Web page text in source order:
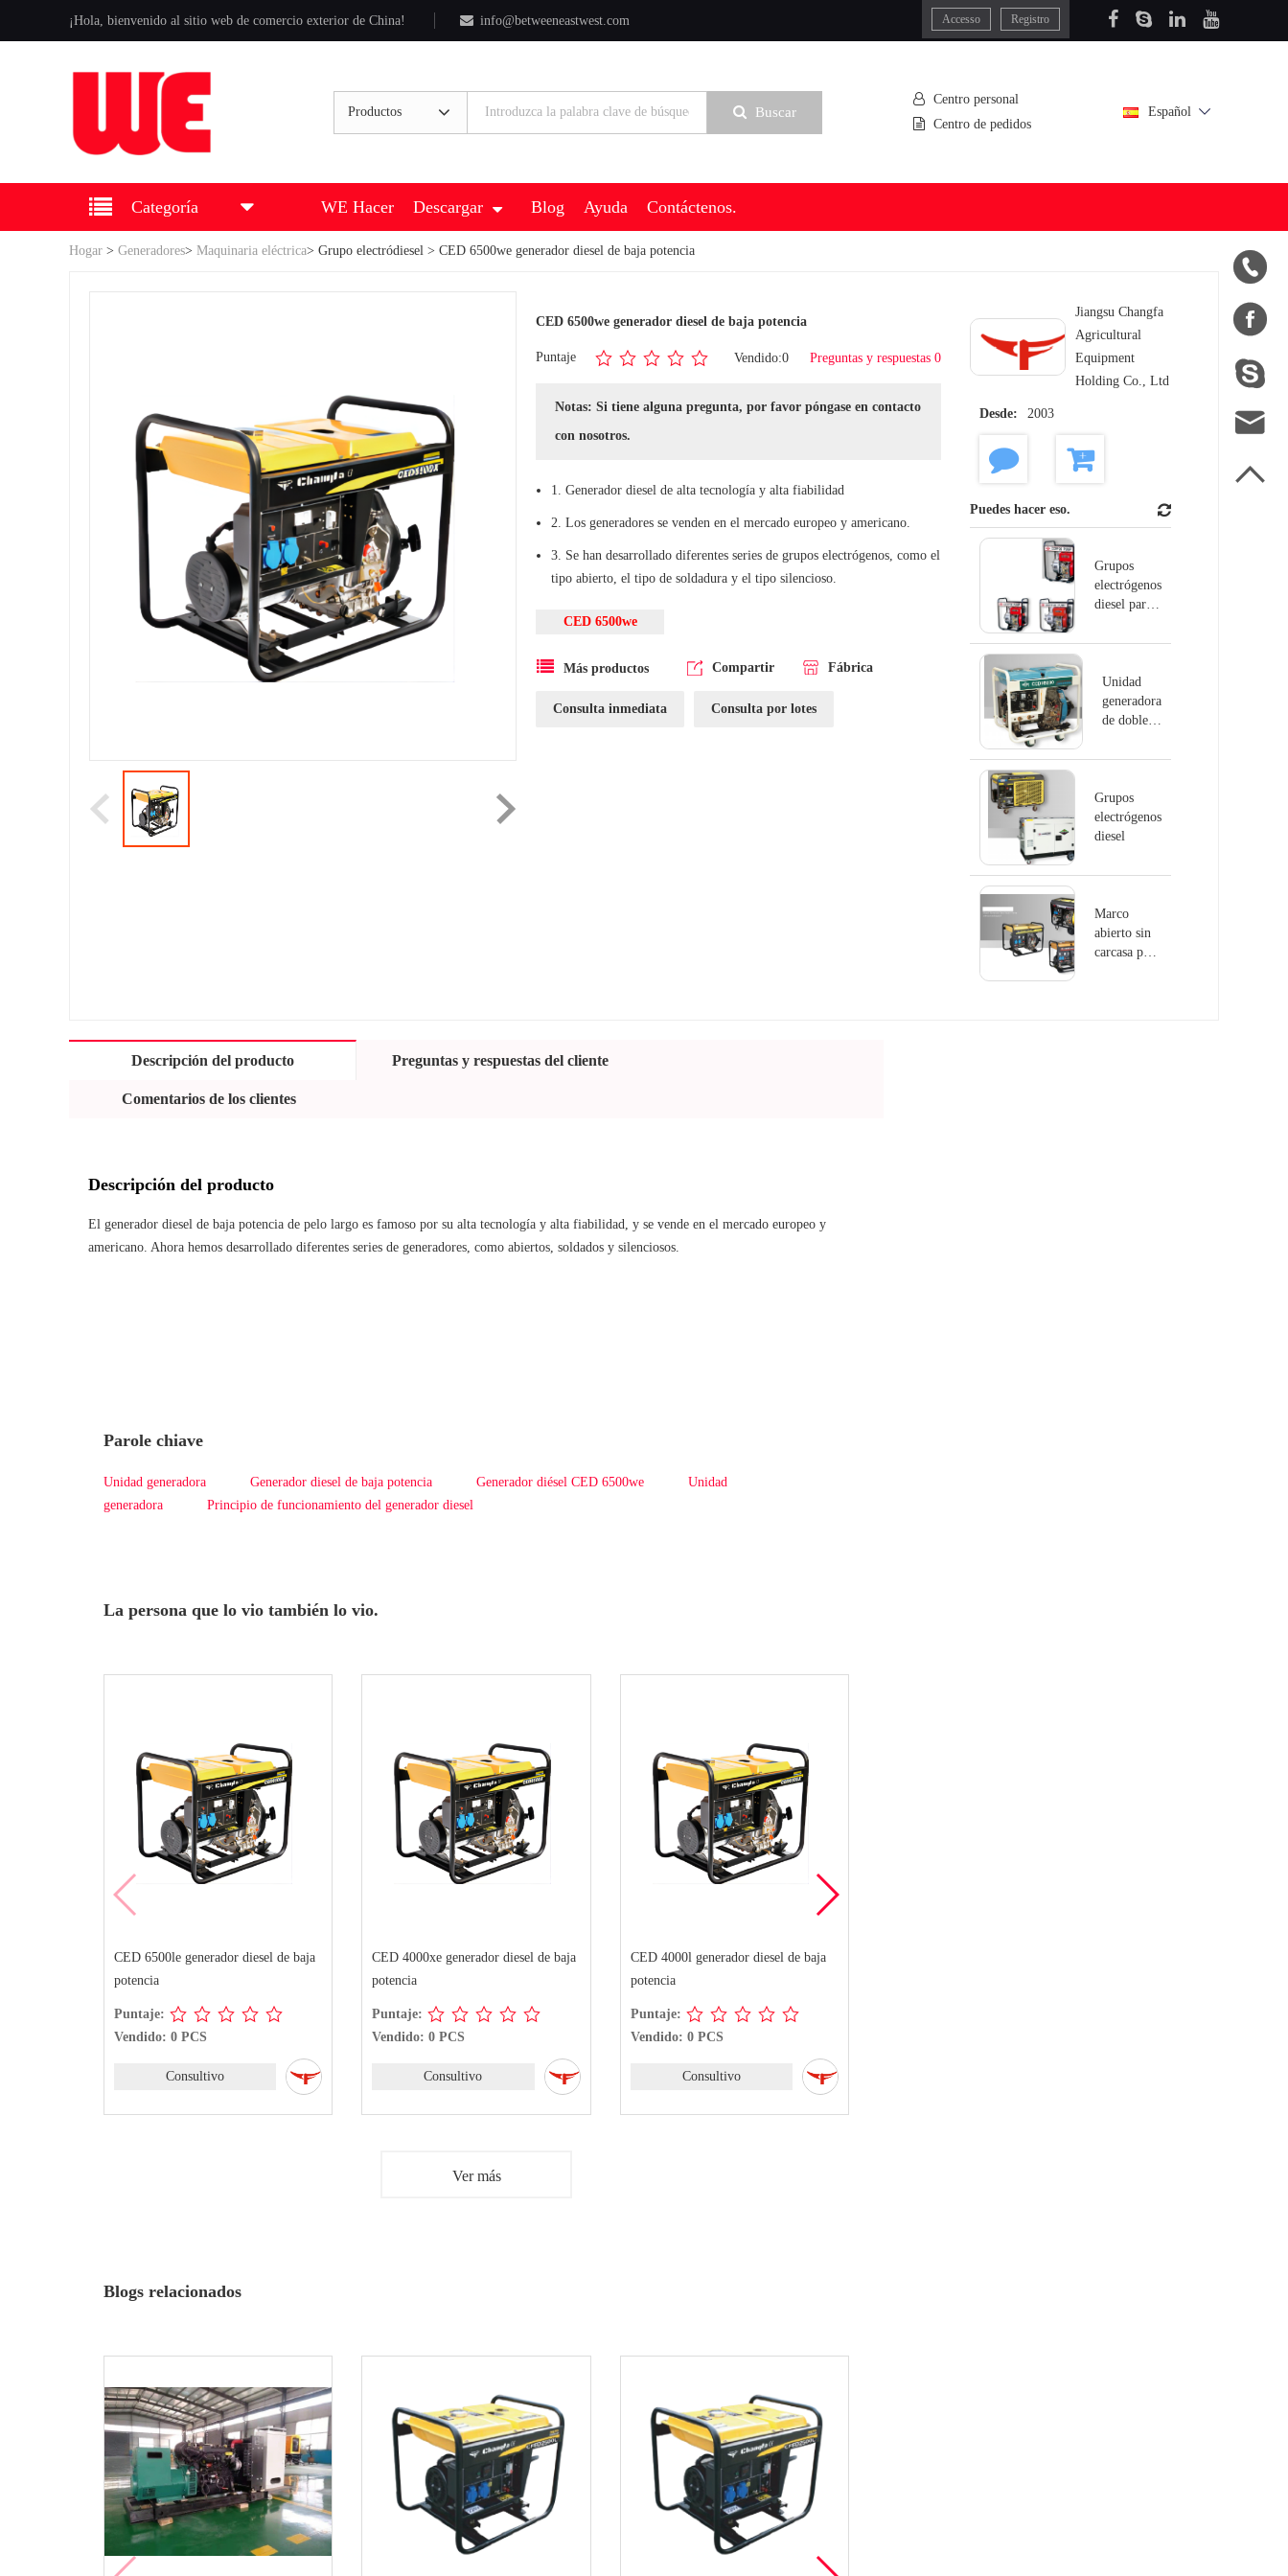
¡Hola, bienvenido al sitio web de comercio exterior de China! info@betweeneastwest.com Accesso Registro





Productos Buscar
Centro personal
Centro de pedidos
Español
Categoría WE Hacer Descargar Blog Ayuda Contáctenos.
Hogar > Generadores> Maquinaria eléctrica> Grupo electródiesel > CED 6500we generador diesel de baja potencia
CED 6500we generador diesel de baja potencia
Puntaje Vendido:0 Preguntas y respuestas 0
Notas: Si tiene alguna pregunta, por favor póngase en contacto
con nosotros.
1. Generador diesel de alta tecnología y alta fiabilidad
2. Los generadores se venden en el mercado europeo y americano.
3. Se han desarrollado diferentes series de grupos electrógenos, como el
tipo abierto, el tipo de soldadura y el tipo silencioso.
CED 6500we
Más productos Compartir Fábrica
Consulta inmediata Consulta por lotes
Jiangsu Changfa
Agricultural
Equipment
Holding Co., Ltd
Desde: 2003
Puedes hacer eso.
Grupos
electrógenos
diesel para
Unidad
generadora
de doble
Grupos
electrógenos
diesel
Marco
abierto sin
carcasa para
Descripción del producto Preguntas y respuestas del cliente
Comentarios de los clientes
Descripción del producto
El generador diesel de baja potencia de pelo largo es famoso por su alta tecnología y alta fiabilidad, y se vende en el mercado europeo y
americano. Ahora hemos desarrollado diferentes series de generadores, como abiertos, soldados y silenciosos.
Parole chiave
Unidad generadora Generador diesel de baja potencia Generador diésel CED 6500we
Unidad
generadora
Principio de funcionamiento del generador diesel
La persona que lo vio también lo vio.
CED 6500le generador diesel de baja
potencia
Puntaje:
Vendido: 0 PCS
Consultivo
CED 4000xe generador diesel de baja
potencia
Puntaje:
Vendido: 0 PCS
Consultivo
CED 4000l generador diesel de baja
potencia
Puntaje:
Vendido: 0 PCS
Consultivo
Ver más
Blogs relacionados